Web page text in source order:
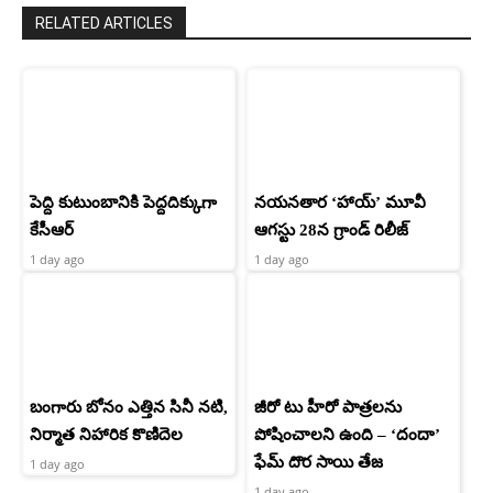
RELATED ARTICLES
పెద్ది కుటుంబానికి పెద్దదిక్కుగా
కేసీఆర్
1 day ago
నయనతార ‘హాయ్’ మూవీ
ఆగస్టు 28న గ్రాండ్ రిలీజ్
1 day ago
బంగారు బోనం ఎత్తిన సినీ నటి,
నిర్మాత నిహారిక కొణిదెల
1 day ago
జీరో టు హీరో పాత్రలను
పోషించాలని ఉంది – ‘దందా’
ఫేమ్ దొర సాయి తేజ